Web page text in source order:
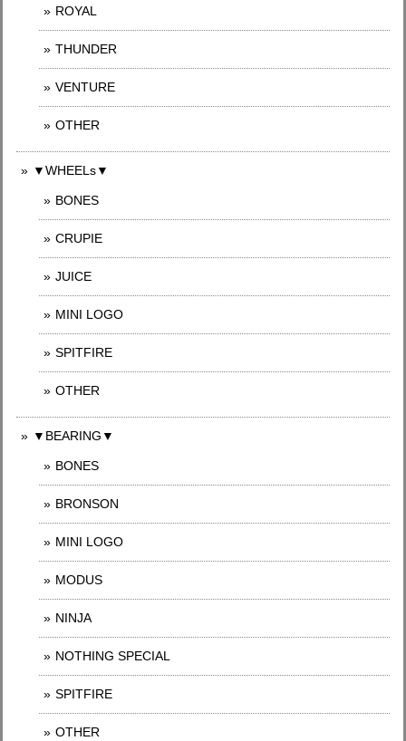
ROYAL
THUNDER
VENTURE
OTHER
▼WHEELs▼
BONES
CRUPIE
JUICE
MINI LOGO
SPITFIRE
OTHER
▼BEARING▼
BONES
BRONSON
MINI LOGO
MODUS
NINJA
NOTHING SPECIAL
SPITFIRE
OTHER